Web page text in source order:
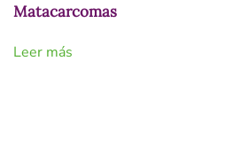
Matacarcomas
Leer más